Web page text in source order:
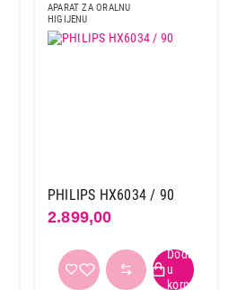
APARAT ZA ORALNU
HIGIJENU
PHILIPS HX6034 / 90
2.899,00